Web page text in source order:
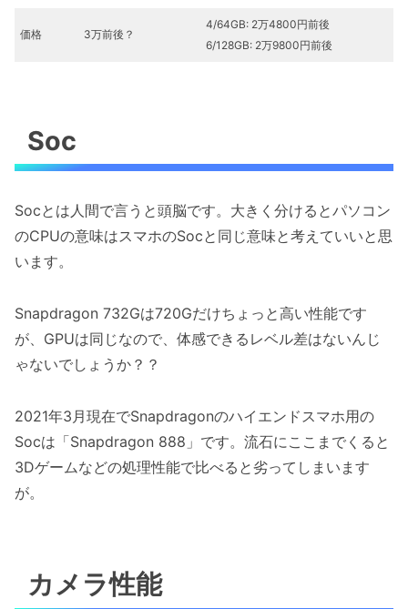
価格 3万前後？
4/64GB: 2万4800円前後
6/128GB: 2万9800円前後
Soc
Socとは人間で言うと頭脳です。大きく分けるとパソコン
のCPUの意味はスマホのSocと同じ意味と考えていいと思
います。
Snapdragon 732Gは720Gだけちょっと高い性能です
が、GPUは同じなので、体感できるレベル差はないんじ
ゃないでしょうか？？
2021年3月現在でSnapdragonのハイエンドスマホ用の
Socは「Snapdragon 888」です。流石にここまでくると
3Dゲームなどの処理性能で比べると劣ってしまいます
が。
カメラ性能